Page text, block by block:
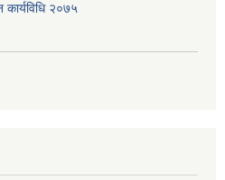
कार्यविधि २०७५